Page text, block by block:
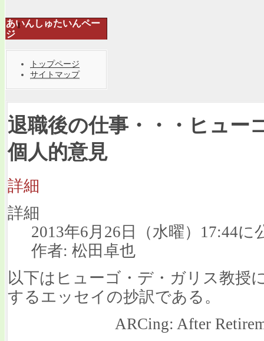
あいんしゅたいんペー
ジ
トップページ
サイトマップ
退職後の仕事・・・ヒュー
個人的意見
詳細
詳細
2013年6月26日（水曜）17:44に
作者: 松田卓也
以下はヒューゴ・デ・ガリス教授
するエッセイの抄訳である。
ARCing: After